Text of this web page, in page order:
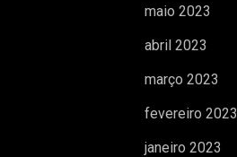
maio 2023
abril 2023
março 2023
fevereiro 2023
janeiro 2023